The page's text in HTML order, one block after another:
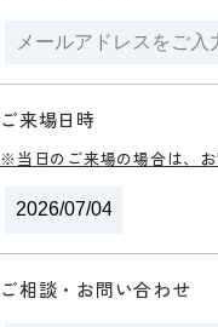
ご来場日時
※当日のご来場の場合は、お
ご相談・お問い合わせ